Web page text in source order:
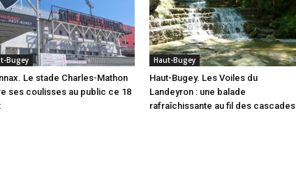
Bugey
Le stade Charles-Mathon
ses coulisses au public ce 18
Haut-Bugey
Haut-Bugey. Les Voiles du
Landeyron : une balade
rafraîchissante au fil des cascades